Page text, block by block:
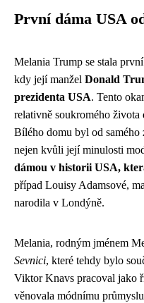
První dáma USA
Melania Trump se stala
kdy její manžel Donald
prezidenta USA. Tento
relativně soukromého života
Bílého domu byl od samého
nejen kvůli její minulosti
dámou v historii USA,
případ Louisy Adamsové,
narodila v Londýně.
Melania, rodným jménem
Sevnici, které tehdy bylo
Viktor Knavs pracoval jako
věnovala módnímu